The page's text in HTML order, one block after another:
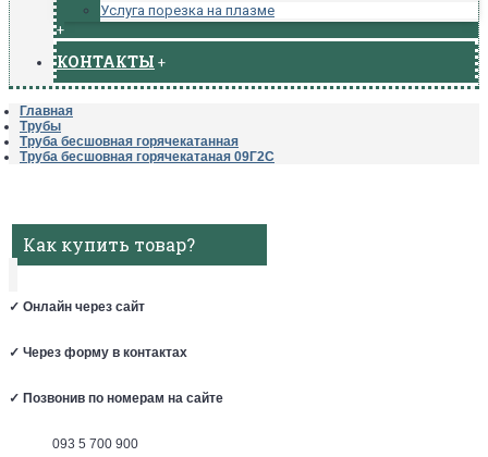
Услуга порезка на плазме
+
КОНТАКТЫ +
Главная
Трубы
Труба бесшовная горячекатанная
Труба бесшовная горячекатаная 09Г2С
Как купить товар?
✓ Онлайн через сайт
✓ Через форму в контактах
✓ Позвонив по номерам на сайте
093 5 700 900